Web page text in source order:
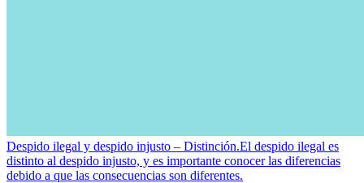
Despido ilegal y despido injusto – Distinción.El despido ilegal es
distinto al despido injusto, y es importante conocer las diferencias
debido a que las consecuencias son diferentes.